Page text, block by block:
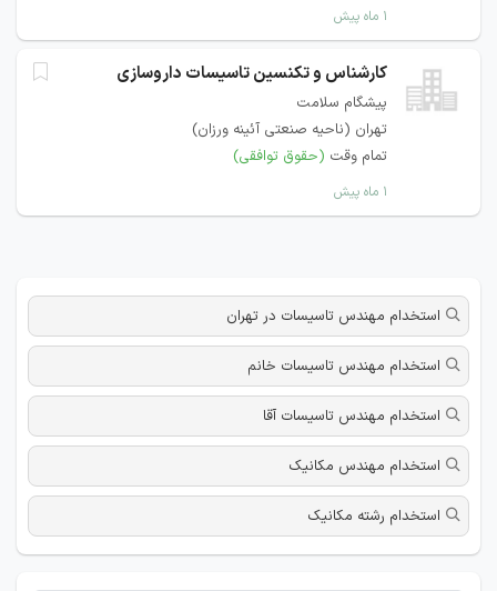
۱ ماه پیش
کارشناس و تکنسین تاسیسات داروسازی
پیشگام سلامت
تهران (ناحیه صنعتی آئینه ورزان)
تمام وقت (حقوق توافقی)
۱ ماه پیش
استخدام مهندس تاسیسات در تهران
استخدام مهندس تاسیسات خانم
استخدام مهندس تاسیسات آقا
استخدام مهندس مکانیک
استخدام رشته مکانیک